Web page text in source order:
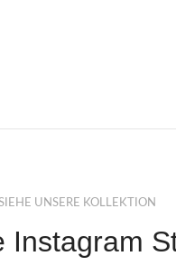
UNSERE KOLLEKTION
Instagram